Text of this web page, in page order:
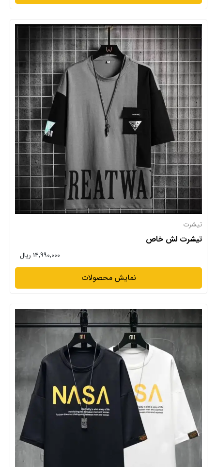
تیشرت
تیشرت لش خاص
۱۴,۹۹۰,۰۰۰ ریال
نمایش محصولات